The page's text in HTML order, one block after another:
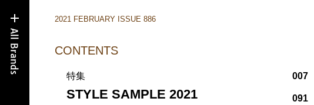
2021 FEBRUARY ISSUE 886
CONTENTS
特集
STYLE SAMPLE 2021
007
091